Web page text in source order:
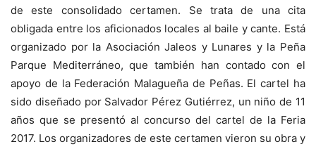
de este consolidado certamen. Se trata de una cita
obligada entre los aficionados locales al baile y cante. Está
organizado por la Asociación Jaleos y Lunares y la Peña
Parque Mediterráneo, que también han contado con el
apoyo de la Federación Malagueña de Peñas. El cartel ha
sido diseñado por Salvador Pérez Gutiérrez, un niño de 11
años que se presentó al concurso del cartel de la Feria
2017. Los organizadores de este certamen vieron su obra y